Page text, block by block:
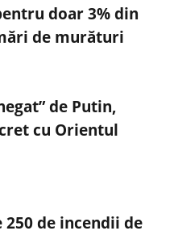
doar 3% din
de murături
de Putin,
cu Orientul
de incendii de